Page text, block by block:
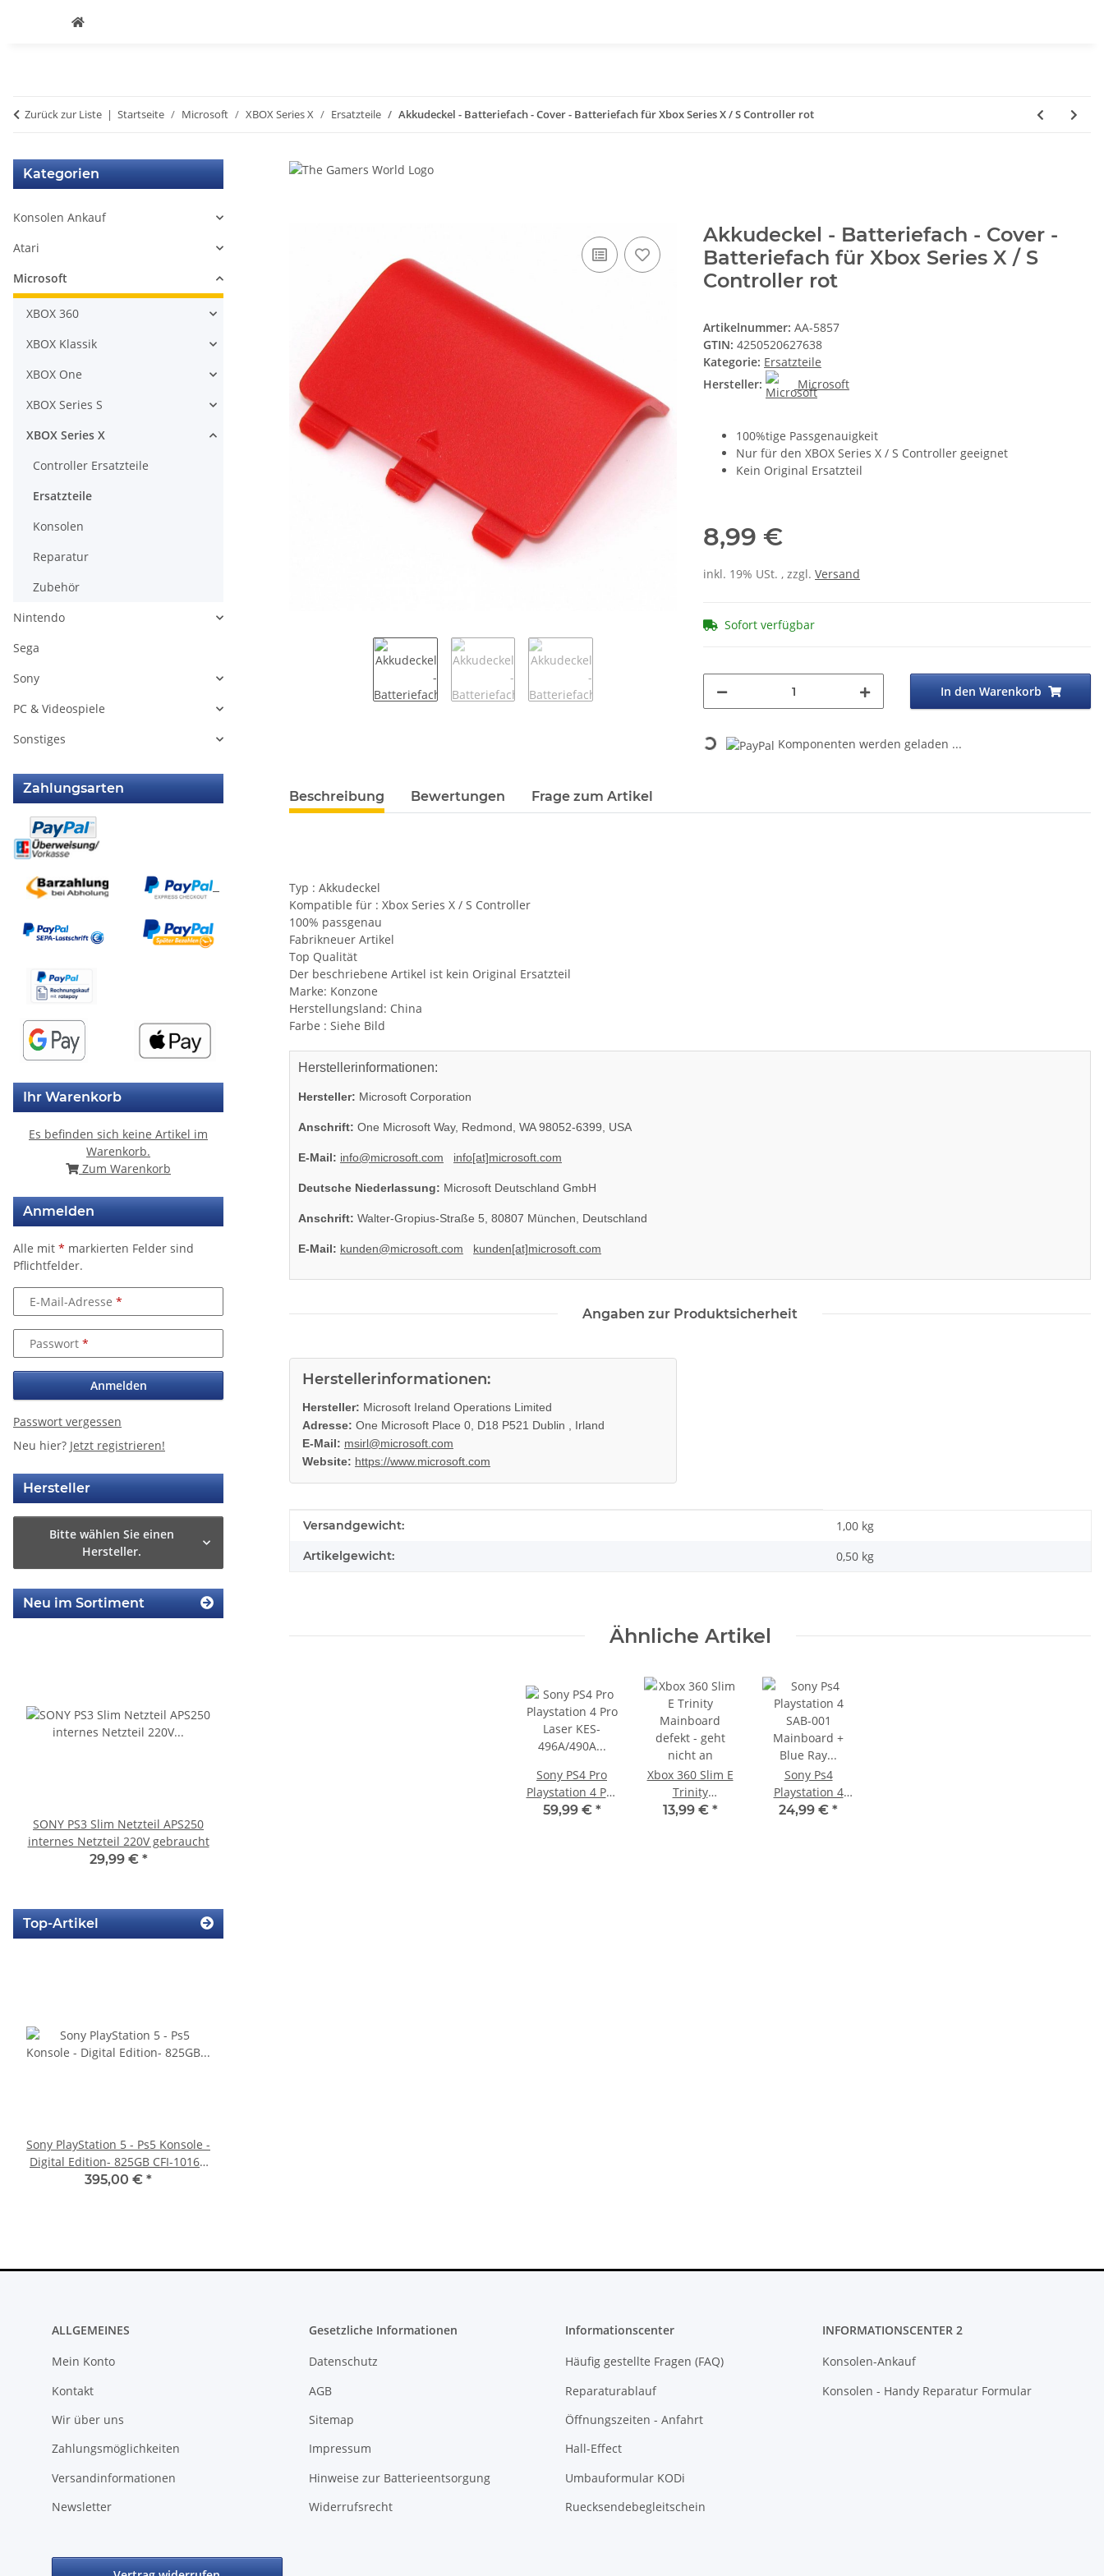
Zurück zur Liste Startseite Microsoft XBOX Series X Ersatzteile Akkudeckel - Batteriefach - Cover - Batteriefach für Xbox Series X / S Controller rot
Akkudeckel - Batteriefach - Cover -
Batteriefach für Xbox Series X / S
Controller rot
Artikelnummer: AA-5857
GTIN: 4250520627638
Kategorie: Ersatzteile
Hersteller:
Microsoft
100%tige Passgenauigkeit
Nur für den XBOX Series X / S Controller geeignet
Kein Original Ersatzteil
8,99 €
inkl. 19% USt. , zzgl. Versand
Sofort verfügbar
In den Warenkorb
Loading... Komponenten werden geladen ...
weitere Registerkarten anzeigen
Beschreibung Bewertungen Frage zum Artikel
Typ : Akkudeckel
Kompatible für : Xbox Series X / S Controller
100% passgenau
Fabrikneuer Artikel
Top Qualität
Der beschriebene Artikel ist kein Original Ersatzteil
Marke: Konzone
Herstellungsland: China
Farbe : Siehe Bild
Herstellerinformationen:
Hersteller: Microsoft Corporation
Anschrift: One Microsoft Way, Redmond, WA 98052-6399, USA
E-Mail: info@microsoft.com info[at]microsoft.com
Deutsche Niederlassung: Microsoft Deutschland GmbH
Anschrift: Walter-Gropius-Straße 5, 80807 München, Deutschland
E-Mail: kunden@microsoft.com kunden[at]microsoft.com
Angaben zur Produktsicherheit
Herstellerinformationen:
Hersteller: Microsoft Ireland Operations Limited
Adresse: One Microsoft Place 0, D18 P521 Dublin , Irland
E-Mail: msirl@microsoft.com
Website: https://www.microsoft.com
Produkteigenschaft
Wert
Versandgewicht: 1,00 kg
Artikelgewicht: 0,50 kg
Ähnliche Artikel
Sony PS4 Pro
Playstation 4 Pro
Laser KES-
59,99 € *
Xbox 360 Slim E
Trinity
Mainboard
13,99 € *
Sony Ps4
Playstation 4
SAB-001
24,99 € *
Kategorien
Konsolen Ankauf
Atari
Microsoft
XBOX 360
XBOX Klassik
XBOX One
XBOX Series S
XBOX Series X
Controller Ersatzteile
Ersatzteile
Konsolen
Reparatur
Zubehör
Nintendo
Sega
Sony
PC & Videospiele
Sonstiges
Zahlungsarten
Ihr Warenkorb
Es befinden sich keine Artikel im
Warenkorb.
Zum Warenkorb
Anmelden
Alle mit * markierten Felder sind
Pflichtfelder.
E-Mail-Adresse
Passwort
Anmelden
Passwort vergessen
Neu hier? Jetzt registrieren!
Hersteller
Bitte wählen Sie einen
Hersteller.
Neu im Sortiment
SONY PS3 Slim Netzteil APS250
internes Netzteil 220V gebraucht
29,99 € *
Top-Artikel
Sony PlayStation 5 - Ps5 Konsole -
Digital Edition- 825GB CFI-1016B
gebraucht
395,00 € *
ALLGEMEINES
Mein Konto
Kontakt
Wir über uns
Zahlungsmöglichkeiten
Versandinformationen
Newsletter
Gesetzliche Informationen
Datenschutz
AGB
Sitemap
Impressum
Hinweise zur Batterieentsorgung
Widerrufsrecht
Informationscenter
Häufig gestellte Fragen (FAQ)
Reparaturablauf
Öffnungszeiten - Anfahrt
Hall-Effect
Umbauformular KODi
Ruecksendebegleitschein
INFORMATIONSCENTER 2
Konsolen-Ankauf
Konsolen - Handy Reparatur Formular